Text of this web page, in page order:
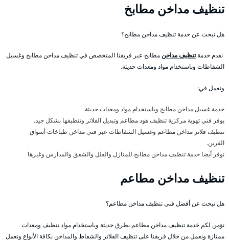
تنظيف مداخن مطابخ
هل تبحث عن خدمة تنظيف مداخن مطابخ؟
نقدم خدمةتنظيف مداخنمطابخ عبر فريقنا المتخصص في تنظيف مداخن مطابخ وغسيل
الشفاطات وباستخدام مواد ومعدات حديثة.
ونعمل في:
خدمة غسيل مداخن مطابخ وباستخدام مواد ومعدات حديثة.
يوفر فني تهوية مركزية تنظيف هود مطاعم وتبديل الفلاتر وتنظيفها بشكل جيد.
تنظيف فلاتر مداخن مطاعم وغسيل الشفاطات عبر فني مداخن طباخات أسواق
القرين.
نوفر أيضا خدمة تنظيف مداخن مطابخ للمنازل والفلل والشقق والمدارس وغيرها
تنظيف مداخن مطاعم
هل تبحث عن أفضل فني تنظيف مداخن مطاعم؟
نؤمن لكم خدمة تنظيف مداخن مطاعم بطرق حديثة وباستخدام مواد تنظيف ومعدات
ممتازة ونعمل من خلال فريقنا على تنظيف الفلاتر والشفاط والمداخن بكافة الأنواع ونعمل